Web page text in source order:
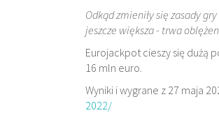
Odkąd zmieniły się zasady
jeszcze większa - trwa
Eurojackpot cieszy się dużą
16 mln euro.
Wyniki i wygrane z 27 maja
2022/